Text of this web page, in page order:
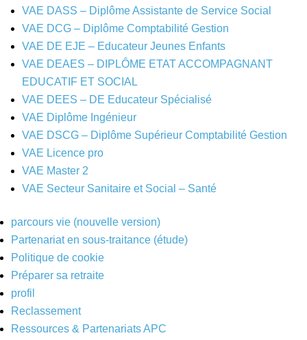
VAE DASS – Diplôme Assistante de Service Social
VAE DCG – Diplôme Comptabilité Gestion
VAE DE EJE – Educateur Jeunes Enfants
VAE DEAES – DIPLÔME ETAT ACCOMPAGNANT
EDUCATIF ET SOCIAL
VAE DEES – DE Educateur Spécialisé
VAE Diplôme Ingénieur
VAE DSCG – Diplôme Supérieur Comptabilité Gestion
VAE Licence pro
VAE Master 2
VAE Secteur Sanitaire et Social – Santé
parcours vie (nouvelle version)
Partenariat en sous-traitance (étude)
Politique de cookie
Préparer sa retraite
profil
Reclassement
Ressources & Partenariats APC